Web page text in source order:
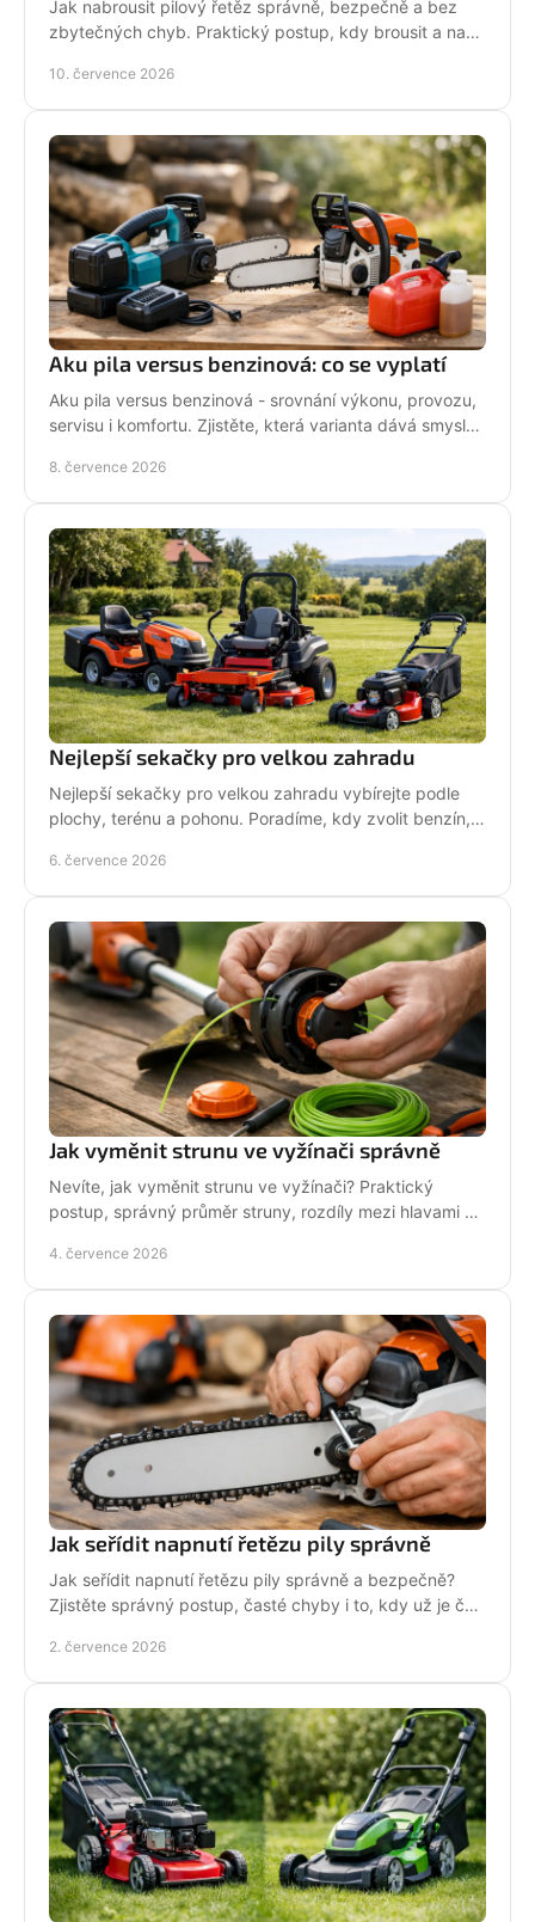
Jak nabrousit pilový řetěz správně, bezpečně a bez
zbytečných chyb. Praktický postup, kdy brousit a na
10. července 2026
Aku pila versus benzinová: co se vyplatí
Aku pila versus benzinová - srovnání výkonu, provozu,
servisu i komfortu. Zjistěte, která varianta dává smysl
8. července 2026
Nejlepší sekačky pro velkou zahradu
Nejlepší sekačky pro velkou zahradu vybírejte podle
plochy, terénu a pohonu. Poradíme, kdy zvolit benzín,
6. července 2026
Jak vyměnit strunu ve vyžínači správně
Nevíte, jak vyměnit strunu ve vyžínači? Praktický
postup, správný průměr struny, rozdíly mezi hlavami a
4. července 2026
Jak seřídit napnutí řetězu pily správně
Jak seřídit napnutí řetězu pily správně a bezpečně?
Zjistěte správný postup, časté chyby i to, kdy už je čas
2. července 2026